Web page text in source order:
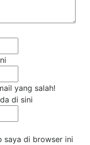
yang salah!
di sini
saya di browser ini